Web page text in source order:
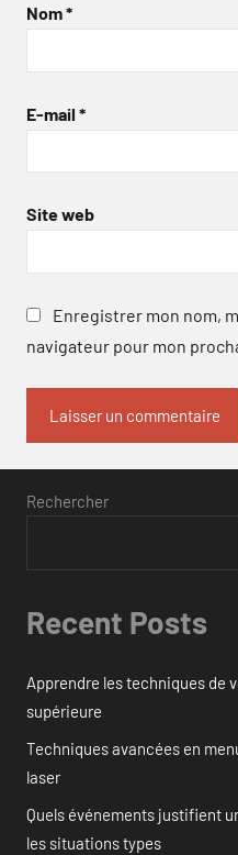
Nom*
E-mail *
Site web
Enregistrer mon nom,
navigateur pour mon
Rechercher
Recent Posts
Apprendre les techniques de
supérieure
Techniques avancées en
laser
Quels événements justifient
les situations types